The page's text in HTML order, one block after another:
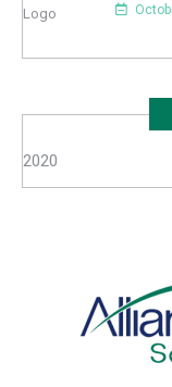
2020